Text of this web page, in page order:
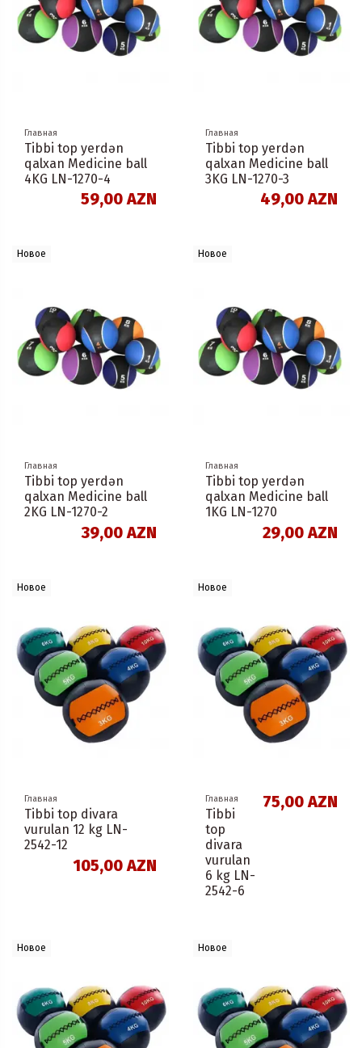
Главная
Tibbi top yerdən
qalxan Medicine ball
4KG LN-1270-4
59,00 AZN
Главная
Tibbi top yerdən
qalxan Medicine ball
3KG LN-1270-3
49,00 AZN
Новое
Главная
Tibbi top yerdən
qalxan Medicine ball
2KG LN-1270-2
39,00 AZN
Новое
Главная
Tibbi top yerdən
qalxan Medicine ball
1KG LN-1270
29,00 AZN
Новое
Главная
Tibbi top divara
vurulan 12 kg LN-
2542-12
105,00 AZN
Новое
Главная
Tibbi
top
divara
vurulan
6 kg LN-
2542-6
75,00 AZN
Новое Новое